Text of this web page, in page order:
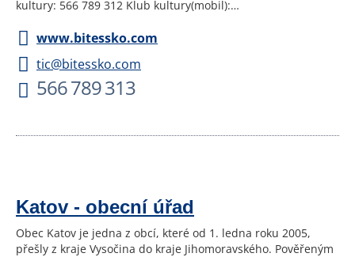
kultury: 566 789 312 Klub kultury(mobil):…
www.bitessko.com
tic@bitessko.com
566 789 313
Katov - obecní úřad
Obec Katov je jedna z obcí, které od 1. ledna roku 2005,
přešly z kraje Vysočina do kraje Jihomoravského. Pověřeným